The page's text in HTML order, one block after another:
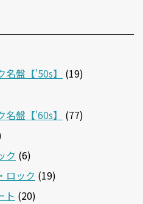
盤【'50s】
(19)
盤【'60s】
(77)
ク (6)
ロック (19)
ト (20)